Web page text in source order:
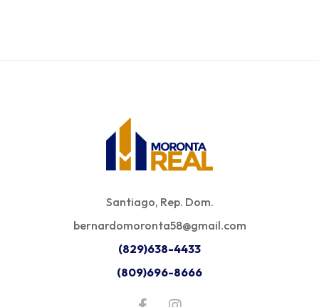
Santiago, Rep. Dom.
bernardomoronta58@gmail.com
(829)638-4433
(809)696-8666